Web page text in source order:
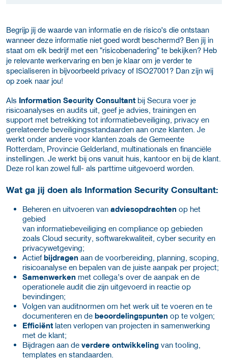
Begrijp jij de waarde van informatie en de risico's die ontstaan
wanneer deze informatie niet goed wordt beschermd? Ben jij in
staat om elk bedrijf met een "risicobenadering" te bekijken? Heb
je relevante werkervaring en ben je klaar om je verder te
specialiseren in bijvoorbeeld privacy of ISO27001? Dan zijn wij
op zoek naar jou!
Als Information Security Consultant bij Secura voer je
risicoanalyses en audits uit, geef je advies, trainingen en
support met betrekking tot informatiebeveiliging, privacy en
gerelateerde beveiligingsstandaarden aan onze klanten. Je
werkt onder andere voor klanten zoals de Gemeente
Rotterdam, Provincie Gelderland, multinationals en financiële
instellingen. Je werkt bij ons vanuit huis, kantoor en bij de klant.
Deze rol kan zowel full- als parttime uitgevoerd worden.
Wat ga jij doen als Information Security Consultant:
Beheren en uitvoeren van adviesopdrachten op het
gebied
van informatiebeveiliging en compliance op gebieden
zoals Cloud security, softwarekwaliteit, cyber security en
privacywetgeving;
Actiefbijdragen aan de voorbereiding, planning, scoping,
risicoanalyse en bepalen van de juiste aanpak per project;
Samenwerken met collega’s over de aanpak en de
operationele audit die zijn uitgevoerd in reactie op
bevindingen;
Volgen van auditnormen om het werk uit te voeren en te
documenteren en de beoordelingspunten op te volgen;
Efficiënt laten verlopen van projecten in samenwerking
met de klant;
Bijdragen aan de verdere ontwikkeling van tooling,
templates en standaarden.